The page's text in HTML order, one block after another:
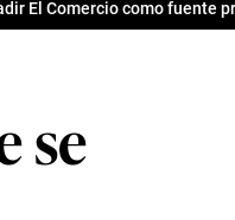
El Comercio como fuente
se